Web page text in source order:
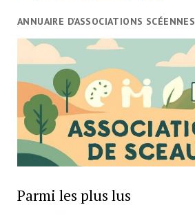
ANNUAIRE D’ASSOCIATIONS SCÉENNES
Parmi les plus lus